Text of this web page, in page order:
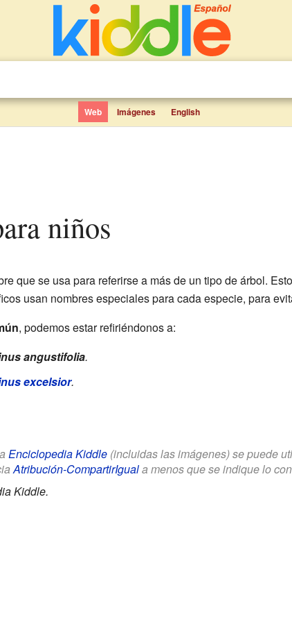
Web Imágenes English
niños
que se usa para referirse a más de un tipo de árbol.
usan nombres especiales para cada especie, para
, podemos estar refiriéndonos a:
angustifolia.
excelsior.
Enciclopedia Kiddle(incluidas las imágenes) se puede
Atribución-CompartirIguala menos que se indique lo
Kiddle.